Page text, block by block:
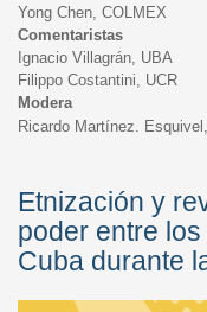
Yong Chen, COLMEX
Comentaristas
Ignacio Villagrán, UBA
Filippo Costantini, UCR
Modera
Ricardo Martínez.
Etnización y
poder entre
Cuba durante